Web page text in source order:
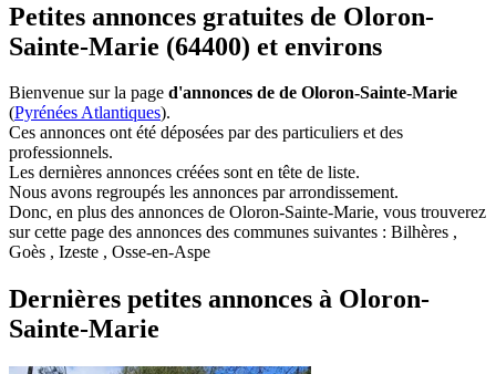
Petites annonces gratuites de Oloron-
Sainte-Marie (64400) et environs
Bienvenue sur la page d'annonces de de Oloron-Sainte-Marie
(Pyrénées Atlantiques).
Ces annonces ont été déposées par des particuliers et des
professionnels.
Les dernières annonces créées sont en tête de liste.
Nous avons regroupés les annonces par arrondissement.
Donc, en plus des annonces de Oloron-Sainte-Marie, vous trouverez
sur cette page des annonces des communes suivantes : Bilhères ,
Goès , Izeste , Osse-en-Aspe
Dernières petites annonces à Oloron-
Sainte-Marie